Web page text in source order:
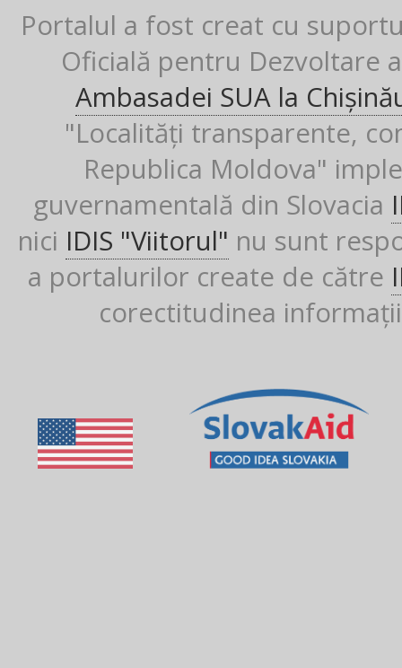
Portalul a fost creat cu
Oficială pentru Dezvoltare
Ambasadei SUA la
"Localități transparente,
Republica Moldova"
guvernamentală din Slovacia
nici IDIS "Viitorul" nu sunt
a portalurilor create de către
corectitudinea